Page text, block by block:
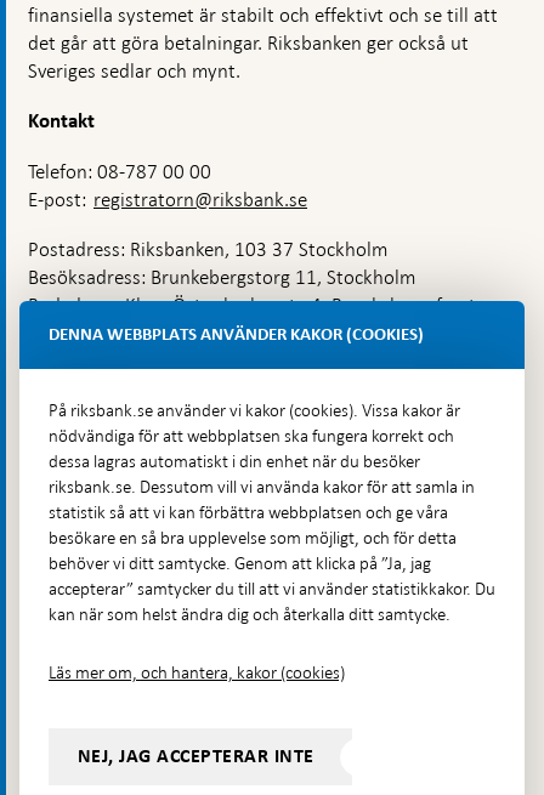
finansiella systemet är stabilt och effektivt och se till att
det går att göra betalningar. Riksbanken ger också ut
Sveriges sedlar och mynt.
Kontakt
Telefon: 08-787 00 00
E-post: registratorn@riksbank.se
Postadress: Riksbanken, 103 37 Stockholm
Besöksadress: Brunkebergstorg 11, Stockholm
Budadress: Klara Östra kyrkogata 4, Brunkebergsfaret,
Lastplats 6
Hitta direkt
Frågor och svar-
Öppnas
i
ny
flik
Till Riksbankens webbarkiv-
Öppnas
i
ny
Presskontakt
Integritetspolicy
DENNA WEBBPLATS ANVÄNDER KAKOR (COOKIES)
På riksbank.se använder vi kakor (cookies). Vissa kakor är
nödvändiga för att webbplatsen ska fungera korrekt och
dessa lagras automatiskt i din enhet när du besöker
riksbank.se. Dessutom vill vi använda kakor för att samla in
statistik så att vi kan förbättra webbplatsen och ge våra
besökare en så bra upplevelse som möjligt, och för detta
behöver vi ditt samtycke. Genom att klicka på ”Ja, jag
accepterar” samtycker du till att vi använder statistikkakor. Du
kan när som helst ändra dig och återkalla ditt samtycke.
Läs mer om, och hantera, kakor (cookies)
NEJ, JAG ACCEPTERAR INTE